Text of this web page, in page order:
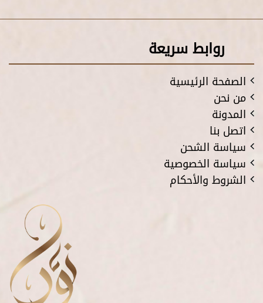
روابط سريعة
الصفحة الرئيسية
من نحن
المدونة
اتصل بنا
سياسة الشحن
سياسة الخصوصية
الشروط والأحكام